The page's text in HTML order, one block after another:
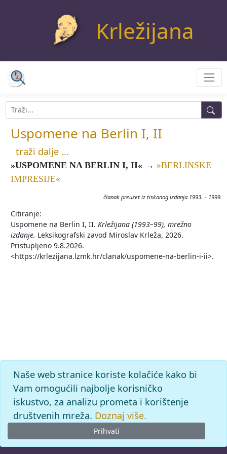
Krležijana
Uspomene na Berlin I, II
traži dalje ...
»USPOMENE NA BERLIN I, II« → »BERLINSKE
IMPRESIJE«
članak preuzet iz tiskanog izdanja 1993. – 1999.
Citiranje:
Uspomene na Berlin I, II. Krležijana (1993–99), mrežno
izdanje. Leksikografski zavod Miroslav Krleža, 2026.
Pristupljeno 9.8.2026.
<https://krlezijana.lzmk.hr/clanak/uspomene-na-berlin-i-ii>.
Naše web stranice koriste kolačiće kako bi
Vam omogućili najbolje korisničko
iskustvo, za analizu prometa i korištenje
društvenih mreža. Doznaj više.
Prihvati
© 2026Leksikografski zavodMiroslav Krleža